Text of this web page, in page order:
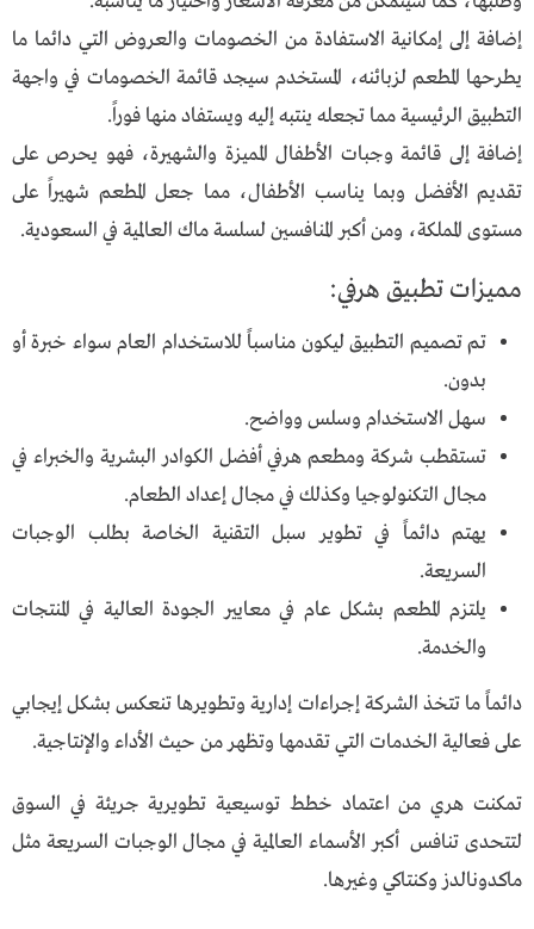
إضافة إلى إمكانية الاستفادة من الخصومات والعروض التي دائما ما
يطرحها المطعم لزبائنه، المستخدم سيجد قائمة الخصومات في واجهة
التطبيق الرئيسية مما تجعله ينتبه إليه ويستفاد منها فوراً.
إضافة إلى قائمة وجبات الأطفال المميزة والشهيرة، فهو يحرص على
تقديم الأفضل وبما يناسب الأطفال، مما جعل المطعم شهيراً على
مستوى المملكة، ومن أكبر المنافسين لسلسة ماك العالمية في السعودية.
مميزات تطبيق هرفي:
تم تصميم التطبيق ليكون مناسباً للاستخدام العام سواء خبرة أو
بدون.
سهل الاستخدام وسلس وواضح.
تستقطب شركة ومطعم هرفي أفضل الكوادر البشرية والخبراء في
مجال التكنولوجيا وكذلك في مجال إعداد الطعام.
يهتم دائماً في تطوير سبل التقنية الخاصة بطلب الوجبات
السريعة.
يلتزم المطعم بشكل عام في معايير الجودة العالية في المنتجات
والخدمة.
دائماً ما تتخذ الشركة إجراءات إدارية وتطويرها تنعكس بشكل إيجابي
على فعالية الخدمات التي تقدمها وتظهر من حيث الأداء والإنتاجية.
تمكنت هري من اعتماد خطط توسيعية تطويرية جريئة في السوق
لتتحدى تنافس أكبر الأسماء العالمية في مجال الوجبات السريعة مثل
ماكدونالدز وكنتاكي وغيرها.